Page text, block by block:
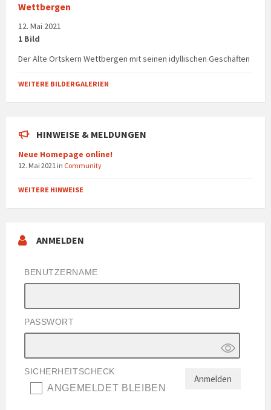
Wettbergen
12. Mai 2021
1 Bild
Der Alte Ortskern Wettbergen mit seinen idyllischen Geschäften
WEITERE BILDERGALERIEN
HINWEISE & MELDUNGEN
Neue Homepage online!
12. Mai 2021 in Community
WEITERE HINWEISE
ANMELDEN
BENUTZERNAME
PASSWORT
SICHERHEITSCHECK
ANGEMELDET BLEIBEN